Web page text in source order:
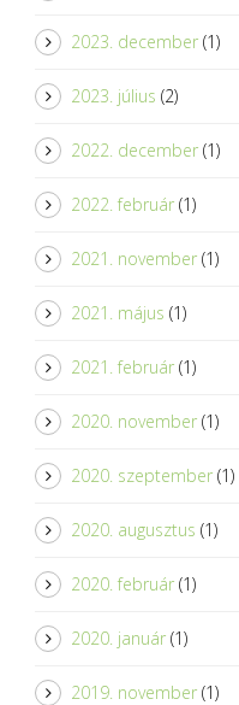
2023. december (1)
2023. július (2)
2022. december (1)
2022. február (1)
2021. november (1)
2021. május (1)
2021. február (1)
2020. november (1)
2020. szeptember (1)
2020. augusztus (1)
2020. február (1)
2020. január (1)
2019. november (1)